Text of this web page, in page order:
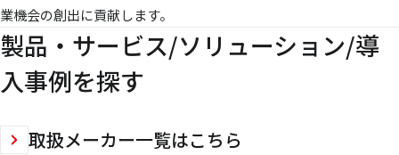
業機会の創出に貢献します。
製品・サービス/ソリューション/導
入事例を探す
取扱メーカー一覧はこちら